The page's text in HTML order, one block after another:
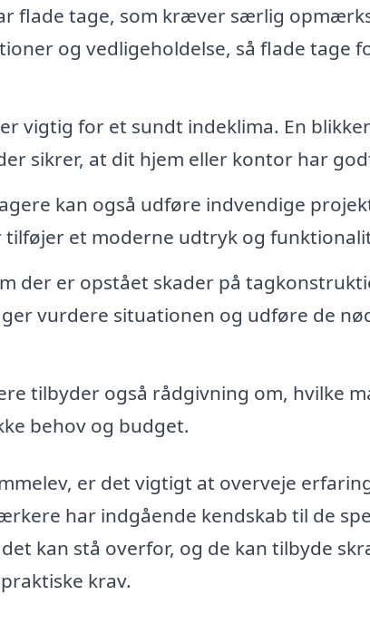
flade tage, som kræver særlig
og vedligeholdelse, så flade tage
vigtig for et sundt indeklima. En
sikrer, at dit hjem eller kontor har
kan også udføre indvendige
et moderne udtryk og
der er opstået skader på
vurdere situationen og udføre de
tilbyder også rådgivning om, hvilke
behov og budget.
er det vigtigt at overveje
har indgående kendskab til de
kan stå overfor, og de kan tilbyde
krav.